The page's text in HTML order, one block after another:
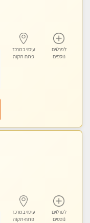
לפרטים
נוספים
עיסוי במרכז
פתח-תקוה
לפרטים
נוספים
עיסוי במרכז
פתח-תקוה